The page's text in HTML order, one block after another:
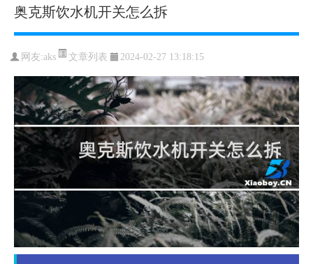
奥克斯饮水机开关怎么拆
网友:aks 文章列表 2024-02-27 13:18:15